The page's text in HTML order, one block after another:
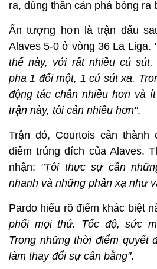
ra, dùng thân cản phá bóng ra
Ấn tượng hơn là trận đấu
Alaves 5-0 ở vòng 36 La Liga.
thế này, với rất nhiều cú
pha 1 đối một, 1 cú sút xa.
động tác chân nhiều hơn và
trận này, tôi cản nhiều hơn".
Trận đó, Courtois cản
điểm trúng đích của Alaves.
nhận: "Tôi thực sự cần
nhanh và những phản xạ như
Pardo hiểu rõ điểm khác biệt
phối mọi thứ. Tốc độ, sức
Trong những thời điểm quyết
làm thay đổi sự cân bằng".